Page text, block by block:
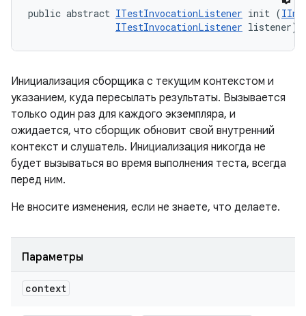
public abstract ITestInvocationListener init (
ITestInvocationListener listener)
Инициализация сборщика с текущим контекстом и
указанием, куда пересылать результаты. Вызывается
только один раз для каждого экземпляра, и
ожидается, что сборщик обновит свой внутренний
контекст и слушатель. Инициализация никогда не
будет вызываться во время выполнения теста, всегда
перед ним.
Не вносите изменения, если не знаете, что делаете.
Параметры
context